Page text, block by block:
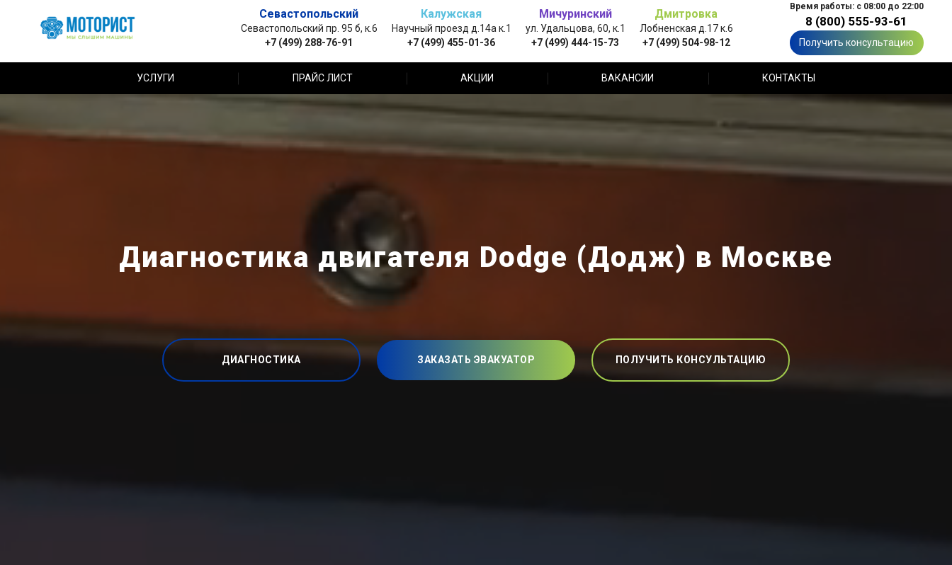
Севастопольский
Севастопольский пр. 95 б, к.6
+7 (499) 288-76-91
Калужская
Научный проезд д.14а к.1
+7 (499) 455-01-36
Мичуринский
ул. Удальцова, 60, к.1
+7 (499) 444-15-73
Дмитровка
Лобненская д.17 к.6
+7 (499) 504-98-12
Время работы: с 08:00 до 22:00
8 (800) 555-93-61
Получить консультацию
УСЛУГИ ПРАЙС ЛИСТ АКЦИИ ВАКАНСИИ КОНТАКТЫ
Диагностика двигателя Dodge (Додж) в Москве
ДИАГНОСТИКА ЗАКАЗАТЬ ЭВАКУАТОР ПОЛУЧИТЬ КОНСУЛЬТАЦИЮ